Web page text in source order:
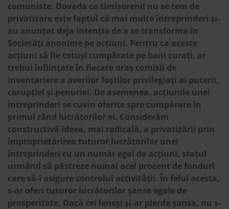
comuniste. Dovada ca timișorenii nu se tem de
privatizare este faptul că mai multe întreprinderi și-
au anunțat deja intenția de a se transforma în
Societăți anonime pe acțiuni. Pentru ca aceste
acțiuni să fie totuși cumpărate pe bani curați, ar
trebui înființate în fiecare oraș comisii de
inventariere a averilor foștilor privilegiați ai puterii,
corupției și penuriei. De asemenea, acțiunile unei
întreprinderi se cuvin oferite spre cumpărare în
primul rând lucrătorilor ei. Considerăm
constructivă ideea, mai radicală, a privatizării prin
împroprietărirea tuturor lucrătorilor unei
întreprinderi cu un număr egal de acțiuni, statul
urmând să păstreze numai acel procent de fonduri
care să-i asigure controlul activității. În felul acesta,
s-ar oferi tuturor lucrătorilor șanse egale de
prosperitate. Dacă cei leneși și-ar pierde șansa, nu s-